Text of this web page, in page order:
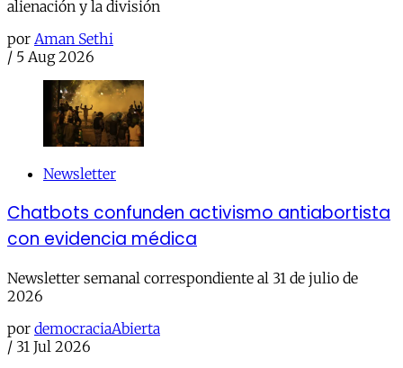
alienación y la división
por Aman Sethi
/ 5 Aug 2026
Newsletter
Chatbots confunden activismo antiabortista
con evidencia médica
Newsletter semanal correspondiente al 31 de julio de
2026
por democraciaAbierta
/ 31 Jul 2026